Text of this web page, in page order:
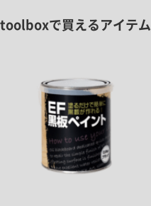
toolboxで買えるアイテム